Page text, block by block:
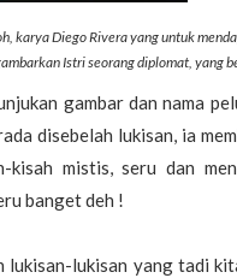
karya Diego Rivera yang untuk
Istri seorang diplomat, yang
gambar dan nama
disebelah lukisan, ia
mistis, seru dan
banget deh !
lukisan-lukisan yang tadi